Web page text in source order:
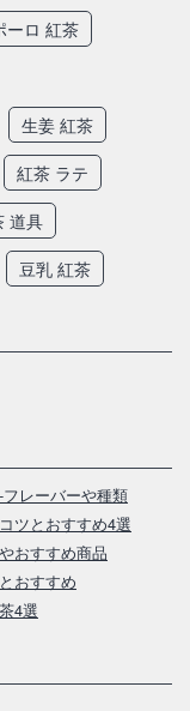
ーロ 紅茶
生姜 紅茶
紅茶 ラテ
道具
豆乳 紅茶
レーバーや種類
ツとおすすめ4選
おすすめ商品
おすすめ
4選